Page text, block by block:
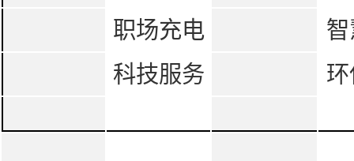
职场充电
科技服务